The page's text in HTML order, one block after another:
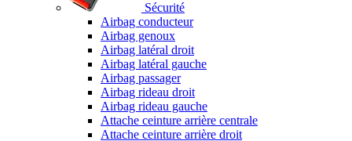
Sécurité
Airbag conducteur
Airbag genoux
Airbag latéral droit
Airbag latéral gauche
Airbag passager
Airbag rideau droit
Airbag rideau gauche
Attache ceinture arrière centrale
Attache ceinture arrière droit